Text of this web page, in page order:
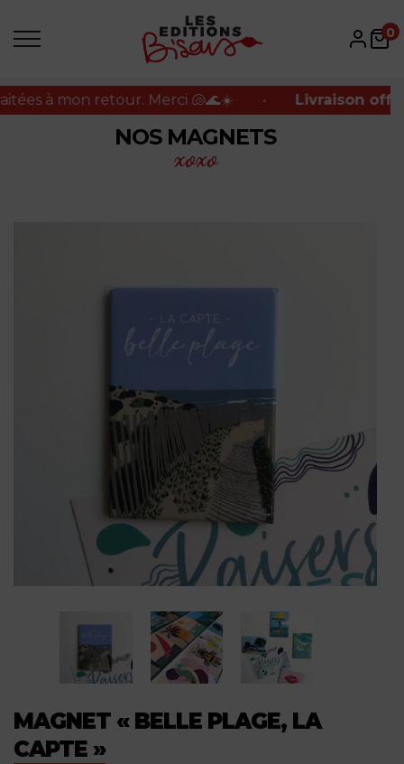
à mon retour. Merci 🐚🌊☀️
à mon retour. Merci 🐚🌊☀️ • Livraison offerte
0
NOS MAGNETS
xoxo
MAGNET « BELLE PLAGE, LA
CAPTE »